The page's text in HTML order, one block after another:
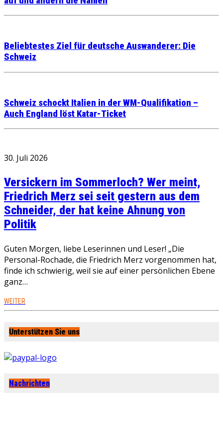
Beliebtestes Ziel für deutsche Auswanderer: Die
Schweiz
Schweiz schockt Italien in der WM-Qualifikation –
Auch England löst Katar-Ticket
30. Juli 2026
Versickern im Sommerloch? Wer meint,
Friedrich Merz sei seit gestern aus dem
Schneider, der hat keine Ahnung von
Politik
Guten Morgen, liebe Leserinnen und Leser! „Die
Personal-Rochade, die Friedrich Merz vorgenommen hat,
finde ich schwierig, weil sie auf einer persönlichen Ebene
ganz…
WEITER
Unterstützen Sie uns
Nachrichten